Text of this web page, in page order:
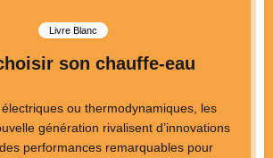
Livre Blanc
son chauffe-eau
électriques ou thermodynamiques, les
génération rivalisent d’innovations
performances remarquables pour